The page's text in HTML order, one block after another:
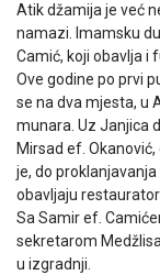
Atik džamija je već
namazi. Imamsku
Camić, koji obavlja i
Ove godine po prvi
se na dva mjesta, u
munara. Uz Janjica
Mirsad ef.
je, do
obavljaju
Sa Samir ef.
sekretarom
u izgradnji.